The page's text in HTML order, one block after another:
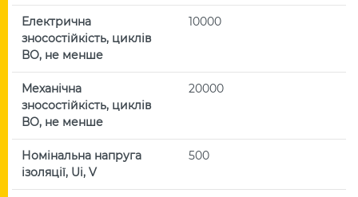
Електрична
зносостійкість, циклів
ВО, не менше
10000
Механічна
зносостійкість, циклів
ВО, не менше
20000
Номінальна напруга
ізоляції, Ui, V
500